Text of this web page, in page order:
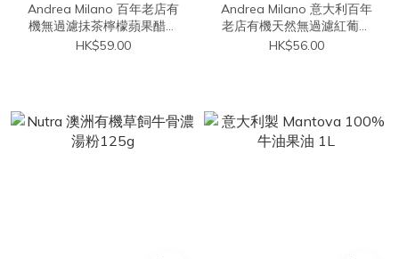
Andrea Milano 百年老店有
機無過濾抺茶檸檬蘋果醋帶
「Mother」 500ml
HK$59.00
Andrea Milano 意大利百年
老店有機天然無過濾紅葡萄
醋 #帶「Mother」 500ml
HK$56.00